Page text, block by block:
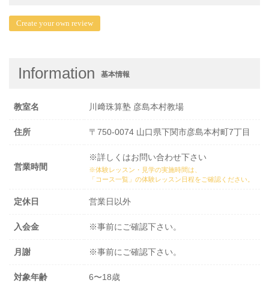
Create your own review
Information 基本情報
教室名 川﨑珠算塾 彦島本村教場
住所 〒750-0074 山口県下関市彦島本村町7丁目
営業時間
※詳しくはお問い合わせ下さい
※体験レッスン・見学の実施時間は、
「コース一覧」の体験レッスン日程をご確認ください。
定休日 営業日以外
入会金 ※事前にご確認下さい。
月謝 ※事前にご確認下さい。
対象年齢 6〜18歳